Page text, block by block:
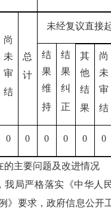
尚
未
审
结
总
计
未经复议直接
结
果
维
持
结
果
纠
正
其
他
结
果
尚
未
审
结
0 0 0 0 0 0
的主要问题及改进情况
我局严格落实《中华人
》要求，政府信息公开